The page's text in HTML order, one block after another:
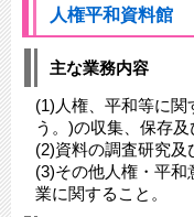
人権平和資料館
主な業務内容
(1)人権、平和等に
う。)の収集、保存及
(2)資料の調査研究及
(3)その他人権・平
業に関すること。